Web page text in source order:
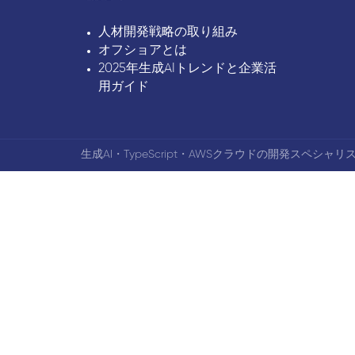
人材開発戦略の取り組み
オフショアとは
2025年生成AIトレンドと企業活
用ガイド
生成AI・TypeScript・AWSクラウドの開発スペシャリ